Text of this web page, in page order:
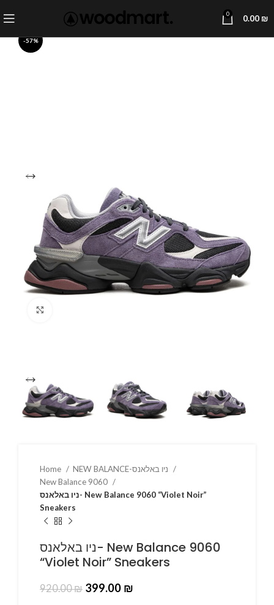
0 0.00 ₪
-57%
Home
New Balance 9060
ניו באלאנס- New Balance 9060 “Violet Noir”
Sneakers
ניו באלאנס- New Balance 9060
“Violet Noir” Sneakers
920.00₪ 399.00 ₪